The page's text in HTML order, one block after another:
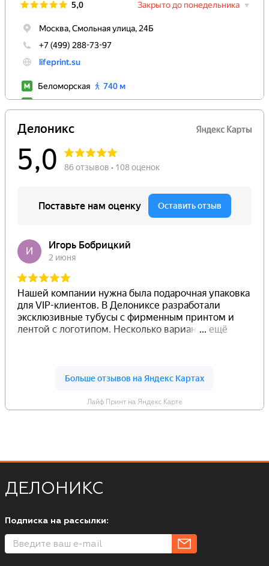
Лайф Принт на Яндекс.Карте
ДЕЛОНИКС
Подписка на рассылки: